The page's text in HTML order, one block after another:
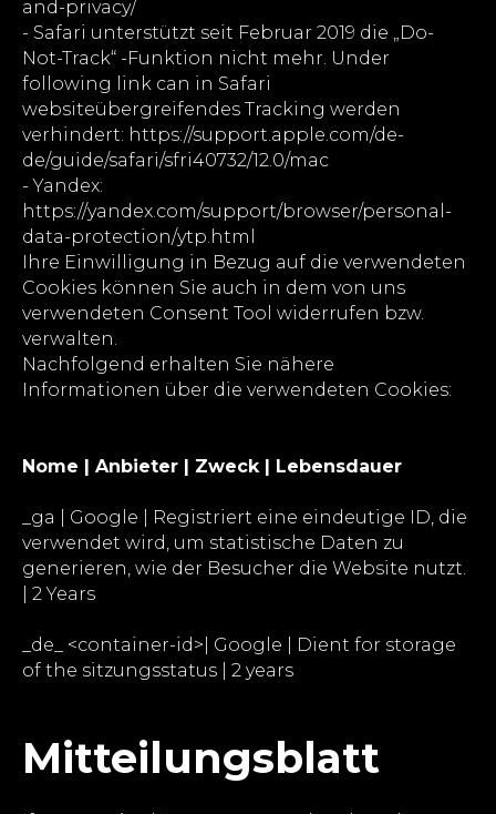
and-privacy/
- Safari unterstützt seit Februar 2019 die „Do-
Not-Track“ -Funktion nicht mehr. Under
following link can in Safari
websiteübergreifendes Tracking werden
verhindert: https://support.apple.com/de-
de/guide/safari/sfri40732/12.0/mac
- Yandex:
https://yandex.com/support/browser/personal-
data-protection/ytp.html
Ihre Einwilligung in Bezug auf die verwendeten
Cookies können Sie auch in dem von uns
verwendeten Consent Tool widerrufen bzw.
verwalten.
Nachfolgend erhalten Sie nähere
Informationen über die verwendeten Cookies:
Nome | Anbieter | Zweck | Lebensdauer
_ga | Google | Registriert eine eindeutige ID, die
verwendet wird, um statistische Daten zu
generieren, wie der Besucher die Website nutzt.
| 2 Years
_de_ <container-id>| Google | Dient for storage
of the sitzungsstatus | 2 years
Mitteilungsblatt